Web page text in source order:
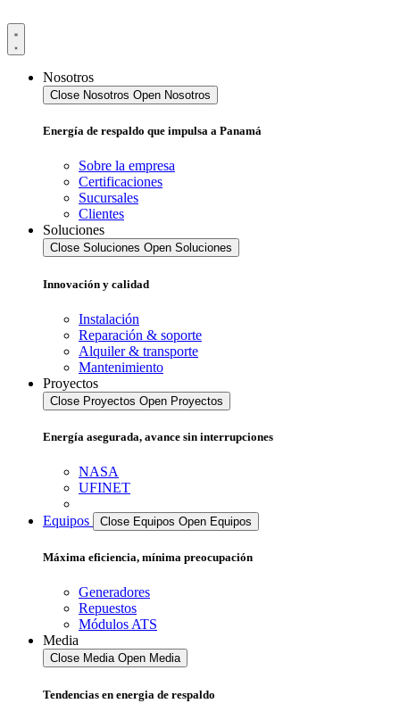
al
contenido
Nosotros
Close Nosotros Open Nosotros
Energía de respaldo que impulsa a Panamá
Sobre la empresa
Certificaciones
Sucursales
Clientes
Soluciones
Close Soluciones Open Soluciones
Innovación y calidad
Instalación
Reparación & soporte
Alquiler & transporte
Mantenimiento
Proyectos
Close Proyectos Open Proyectos
Energía asegurada, avance sin interrupciones
NASA
UFINET
Equipos Close Equipos Open Equipos
Máxima eficiencia, mínima preocupación
Generadores
Repuestos
Módulos ATS
Media
Close Media Open Media
Tendencias en energia de respaldo